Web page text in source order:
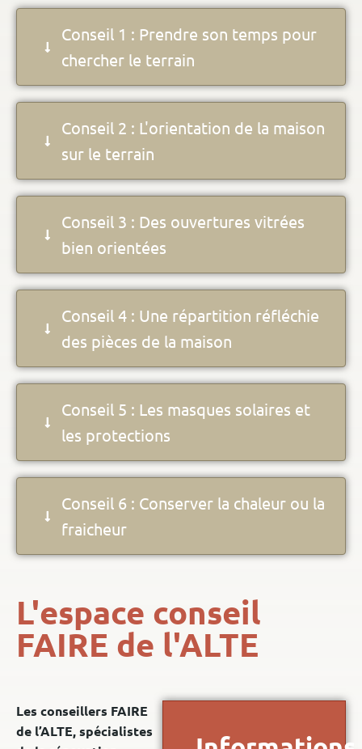
Conseil 1 : Prendre son temps pour
chercher le terrain
Conseil 2 : L'orientation de la maison
sur le terrain
Conseil 3 : Des ouvertures vitrées
bien orientées
Conseil 4 : Une répartition réfléchie
des pièces de la maison
Conseil 5 : Les masques solaires et
les protections
Conseil 6 : Conserver la chaleur ou la
fraicheur
L'espace conseil
FAIRE de l'ALTE
Les conseillers FAIRE
de l’ALTE, spécialistes